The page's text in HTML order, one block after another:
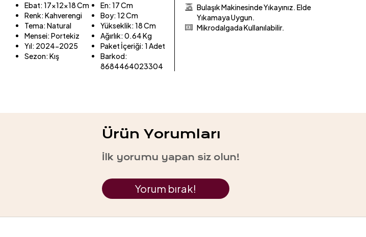
Ebat:17x12x18 Cm
Renk:Kahverengi
Tema:Natural
Mensei:Portekiz
Yıl: 2024-2025
Sezon:Kış
En:17 Cm
Boy:12 Cm
Yükseklik:18 Cm
Ağırlık:0.64 Kg
Paket İçeriği:1 Adet
Barkod:
8684464023304
Bulaşık Makinesinde Yıkayınız. Elde
Yıkamaya Uygun.
Mikrodalgada Kullanılabilir.
Ürün Yorumları
İlk yorumu yapan siz olun!
Yorum bırak!